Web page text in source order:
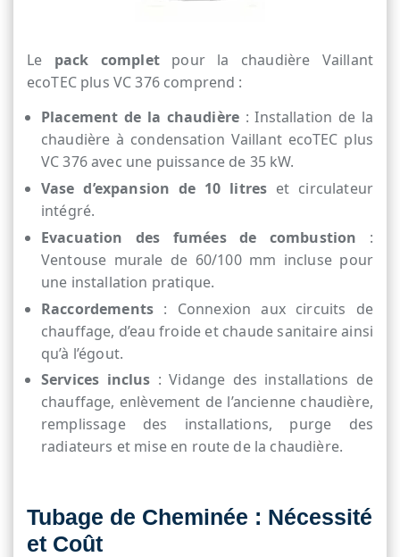
Le pack completpour la chaudière Vaillant
ecoTEC plus VC 376 comprend :
Placement de la chaudière : Installation de la
chaudière à condensation Vaillant ecoTEC plus
VC 376 avec une puissance de 35 kW.
Vase d’expansion de 10 litres et circulateur
intégré.
Evacuation des fumées de combustion :
Ventouse murale de 60/100 mm incluse pour
une installation pratique.
Raccordements : Connexion aux circuits de
chauffage, d’eau froide et chaude sanitaire ainsi
qu’à l’égout.
Services inclus : Vidange des installations de
chauffage, enlèvement de l’ancienne chaudière,
remplissage des installations, purge des
radiateurs et mise en route de la chaudière.
Tubage de Cheminée : Nécessité
et Coût